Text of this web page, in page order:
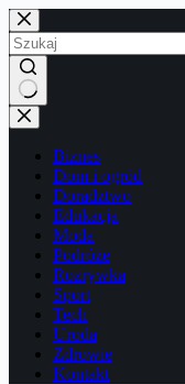
Przejdź
do
treści
Brak
wyników
Biznes
Dom i ogród
Doradztwo
Edukacja
Moda
Podróże
Rozrywka
Sport
Tech
Uroda
Zdrowie
Kontakt